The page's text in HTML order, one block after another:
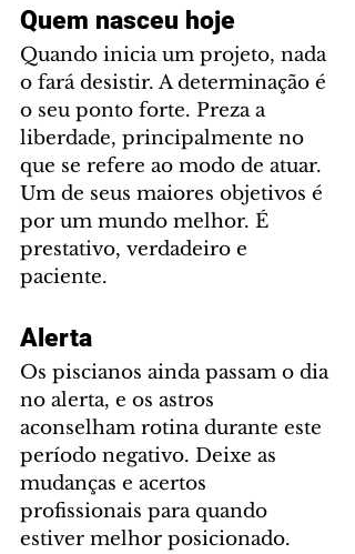
Quem nasceu hoje
Quando inicia um projeto, nada
o fará desistir. A determinação é
o seu ponto forte. Preza a
liberdade, principalmente no
que se refere ao modo de atuar.
Um de seus maiores objetivos é
por um mundo melhor. É
prestativo, verdadeiro e
paciente.
Alerta
Os piscianos ainda passam o dia
no alerta, e os astros
aconselham rotina durante este
período negativo. Deixe as
mudanças e acertos
profissionais para quando
estiver melhor posicionado.